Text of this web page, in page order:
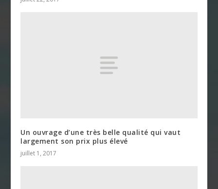
Un ouvrage d’une très belle qualité qui vaut
largement son prix plus élevé
juillet 1, 2017